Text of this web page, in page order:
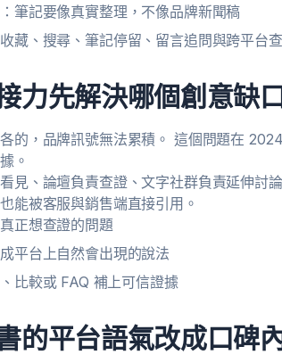
筆記要像真實整理，不像品牌新聞稿
藏、搜尋、筆記停留、留言追問與跨平台
力先解決哪個創意缺
的，品牌訊號無法累積。 這個問題在
。
見、論壇負責查證、文字社群負責延伸討
能被客服與銷售端直接引用。
正想查證的問題
平台上自然會出現的說法
比較或 FAQ 補上可信證據
的平台語氣改成口碑